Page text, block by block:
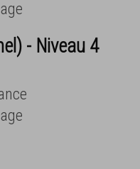
- Niveau 4